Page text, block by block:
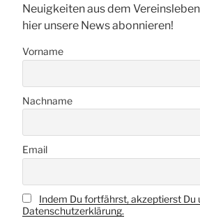
Neuigkeiten aus dem
hier unsere News abonnieren!
Vorname
Nachname
Email
Indem Du fortfährst, akzeptierst Du
Datenschutzerklärung.